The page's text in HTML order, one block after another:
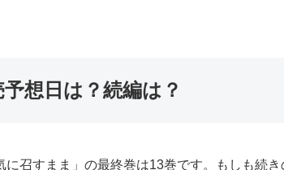
想日は？続編は？
召すまま」の最終巻は13巻です。もしも続